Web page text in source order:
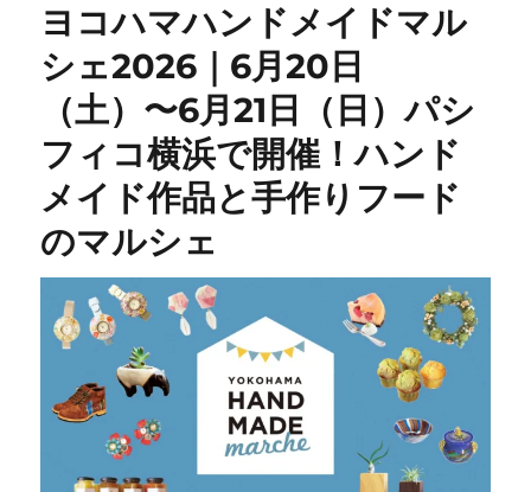
ヨコハマハンドメイドマル
シェ2026｜6月20日
（土）〜6月21日（日）パシ
フィコ横浜で開催！ハンド
メイド作品と手作りフード
のマルシェ